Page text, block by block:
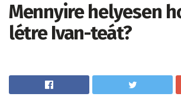
Mennyire helyesen
létre Ivan-teát?